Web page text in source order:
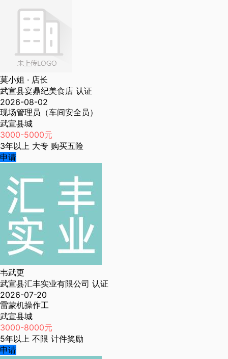
莫小姐 · 店长
武宣县宴鼎纪美食店 认证
2026-08-02
现场管理员（车间安全员）
武宣县城
3000-5000元
3年以上 大专 购买五险
申请
韦武更
武宣县汇丰实业有限公司 认证
2026-07-20
雷蒙机操作工
武宣县城
3000-8000元
5年以上 不限 计件奖励
申请